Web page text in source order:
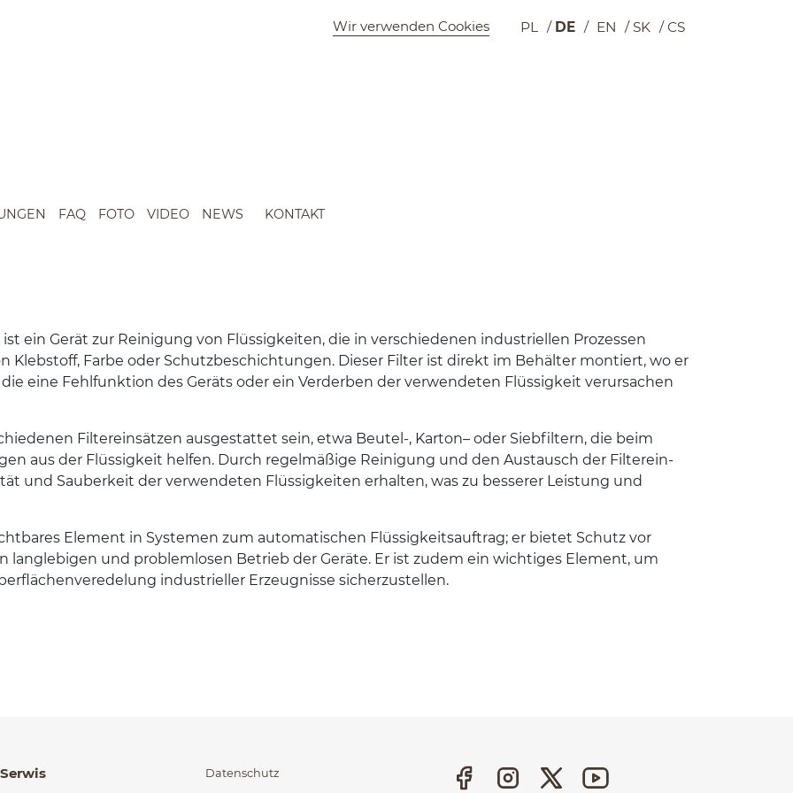
Wir verwenden Cookies PL DE EN SK
CS
FAQ FOTO VIDEO NEWS KONTAKT
ein Gerät zur Reini­gung von Flüs­sigkeiten, die in ver­schiede­nen indus­triellen Prozessen
Kleb­stoff, Farbe oder Schutzbeschich­tun­gen. Dieser Fil­ter ist direkt im Behäl­ter mon­tiert, wo er
eine Fehlfunk­tion des Geräts oder ein Verder­ben der ver­wen­de­ten Flüs­sigkeit verur­sachen
Fil­tere­in­sätzen aus­ges­tat­tet sein, etwa Beutel-​, Kar­ton– oder Sieb­fil­tern, die beim
aus der Flüs­sigkeit helfen. Durch regelmäßige Reini­gung und den Aus­tausch der Fil­tere­in­
und Sauberkeit der ver­wen­de­ten Flüs­sigkeiten erhal­ten, was zu besserer Leis­tung und
Ele­ment in Sys­te­men zum automa­tis­chen Flüs­sigkeit­sauf­trag; er bietet Schutz vor
lan­glebi­gen und prob­lem­losen Betrieb der Geräte. Er ist zudem ein wichtiges Ele­ment, um
indus­trieller Erzeug­nisse sicherzustellen.
na końcu
Datenschutz